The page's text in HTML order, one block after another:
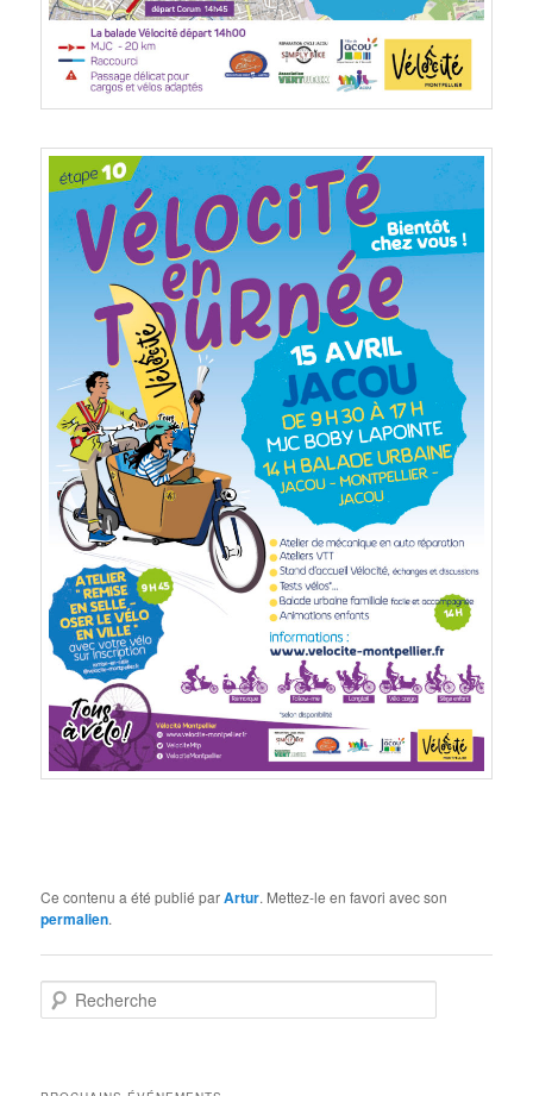
Ce contenu a été publié parArtur. Mettez-le en favori avec son
permalien.
e